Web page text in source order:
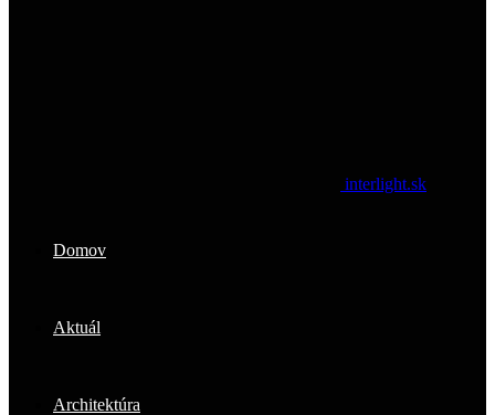
interlight.sk
Domov
Aktuál
Architektúra